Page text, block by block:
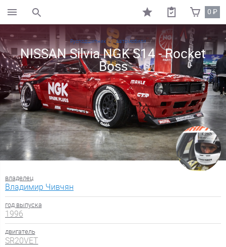
поиск по каталогу 0₽
Русподшипник Автомобили
NISSAN Silvia NGK S14 - Rocket
Boss
владелец
Владимир Чивчян
год выпуска
1996
двигатель
SR20VET